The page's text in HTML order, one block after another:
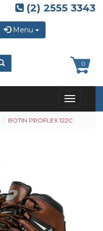
(2) 2555 3343
Menu
0
Toggle
BOTIN PROFLEX 122C